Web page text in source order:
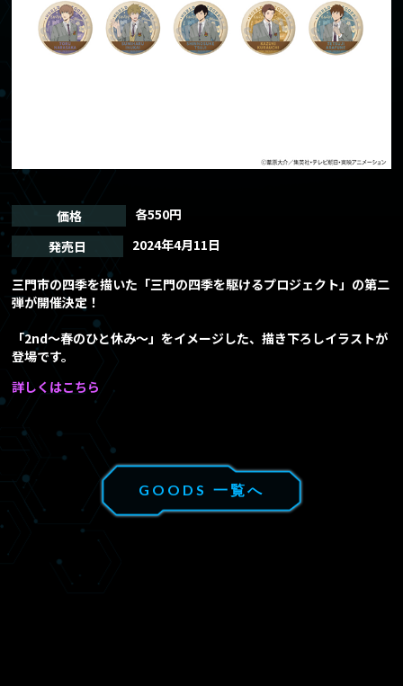
CHARACTER キャラクター
キャスト/スタッフ
MOVIE ムービー
GOODS
EPISODE
Blu-ray/DVD
価格
各550円
発売日
2024年4月11日
三門市の四季を描いた「三門の四季を駆けるプロジェクト」の第二
弾が開催決定！
「2nd～春のひと休み～」をイメージした、描き下ろしイラストが
登場です。
詳しくはこちら
GOODS 一覧へ